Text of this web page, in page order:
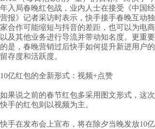
年入局春晚红包战，业内人士在接受《中国经
营报》记者采访时表示，快手接手春晚互动独
家合作可能缩短与抖音的差距，也可以为电商
以及其他业务进行导流并带动知名度。更重要
的是，春晚营销过后快手如何提升新进用户的
留存度和活跃度。
10亿红包的全新形式：视频+点赞
如果说之前的春节红包多采用图文形式，这次
快手的红包则以视频为主。
快手在发布会上宣布，将在除夕当晚发放10亿